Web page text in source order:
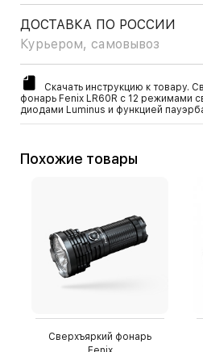
ДОСТАВКА ПО РОССИИ
Курьером, самовывоз
Скачать инструкцию к товару.
фонарь Fenix LR60R с 12 режимами
диодами Luminus и функцией
Похожие товары
Сверхъяркий фонарь